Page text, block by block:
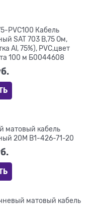
PVC100 Кабель
SAT 703 B,75 Ом,
Al, 75%), PVC,цвет
100 м Б0044608
матовый кабель
20М B1-426-71-20
матовый кабель